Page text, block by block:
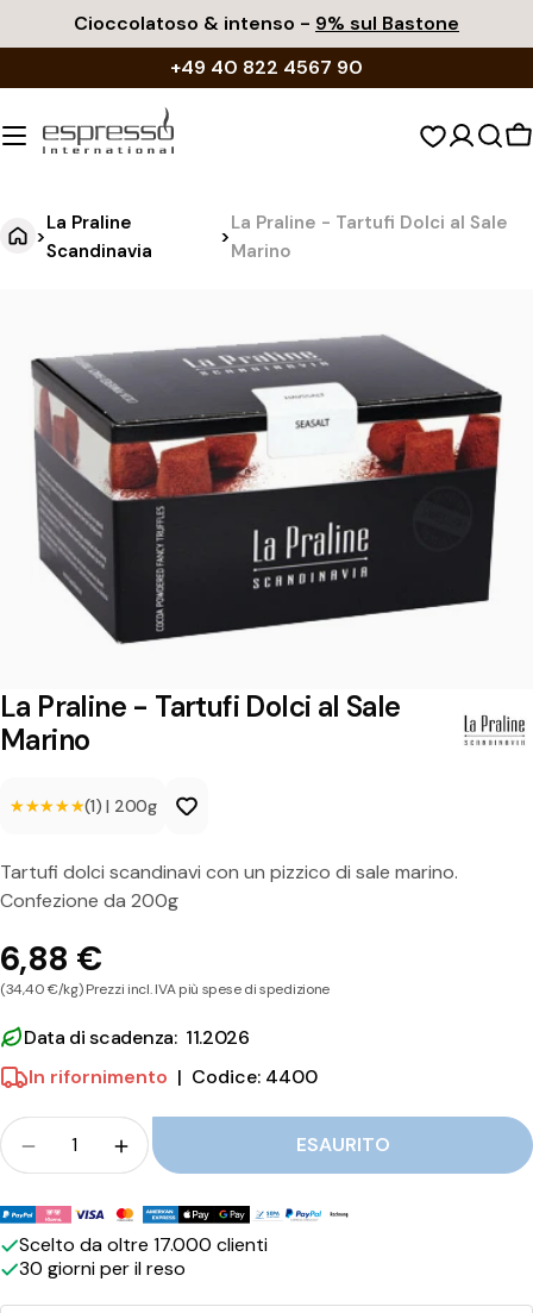
al
Cioccolatoso & intenso - 9% sul Bastone
+49 40 822 4567 90
>
La Praline
Scandinavia
>
La Praline - Tartufi Dolci al Sale
Marino
T
a
t
u
f
i
D
l
c
i
a
l
S
a
informazioni
prodotto
La Praline - Tartufi Dolci al Sale
Marino
★★★★★
★★★★★(1) | 200g
Tartufi dolci scandinavi con un pizzico di sale marino.
Confezione da 200g
6,88 €
(34,40 €/kg) Prezzi incl. IVA più spese di spedizione
Data di scadenza: 11.2026
In rifornimento | Codice: 4400
Folla
Quantità per La Praline - Tartufi Dolci al Sale
Quantità per La Praline - Tartufi Dolci
ESAURITO
Metodi
di
pagamento
Scelto da oltre 17.000 clienti
30 giorni per il reso